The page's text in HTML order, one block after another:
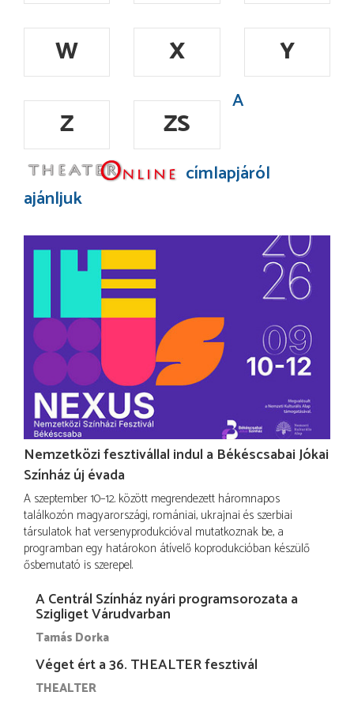
W
X
Y
Z
ZS
A
címlapjáról
ajánljuk
Nemzetközi fesztivállal indul a Békéscsabai Jókai
Színház új évada
A szeptember 10–12. között megrendezett háromnapos
találkozón magyarországi, romániai, ukrajnai és szerbiai
társulatok hat versenyprodukcióval mutatkoznak be, a
programban egy határokon átívelő koprodukcióban készülő
ősbemutató is szerepel.
A Centrál Színház nyári programsorozata a
Szigliget Várudvarban
Tamás Dorka
Véget ért a 36. THEALTER fesztivál
THEALTER